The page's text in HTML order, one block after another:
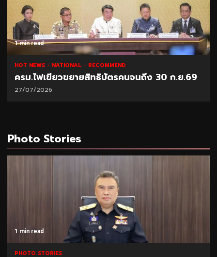
1 min read
HOT NEWS NATIONAL RECOMMEND
ครม.ไฟเขียวขยายสิทธิบัตรคนจนถึง 30 ก.ย.69
27/07/2026
Photo Stories
1 min read
PHOTO STORIES